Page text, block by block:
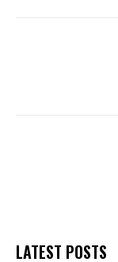
LATEST POSTS